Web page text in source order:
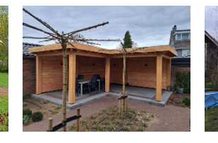
OVERSTEK VERVANGEN